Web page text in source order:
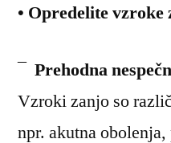
• Opredelite vzroke
¯ Prehodna
Vzroki zanjo so
npr. akutna